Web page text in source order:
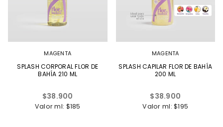
MAGENTA
SPLASH CORPORAL FLOR DE
BAHÍA 210 ML
Precio
habitual
$38.900
Valor ml: $185
MAGENTA
SPLASH CAPILAR FLOR DE BAHÍA
200 ML
Precio
habitual
$38.900
Valor ml: $195